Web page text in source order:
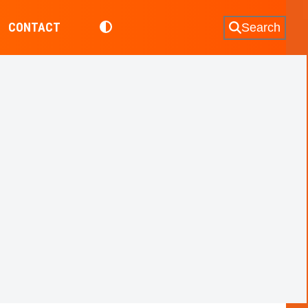
CONTACT Search